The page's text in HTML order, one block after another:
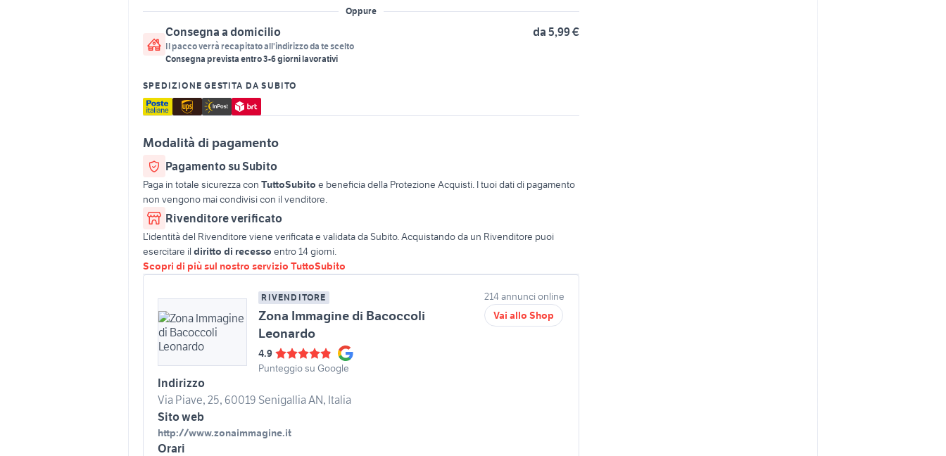
Oppure
Consegna a domicilio da 5,99 €
Il pacco verrà recapitato all'indirizzo da te scelto
Consegna prevista entro3-6giorni lavorativi
SPEDIZIONE GESTITA DA SUBITO
Modalità di pagamento
Pagamento su Subito
Paga in totale sicurezza con TuttoSubito e beneficia della Protezione Acquisti. I tuoi dati di pagamento
non vengono mai condivisi con il venditore.
Rivenditore verificato
L’identità del Rivenditore viene verificata e validata da Subito. Acquistando da un Rivenditore puoi
esercitare il diritto di recesso entro 14 giorni.
Scopri di più sul nostro servizio TuttoSubito
RIVENDITORE
Zona Immagine di Bacoccoli
Leonardo
4.9
Punteggio su Google
Indirizzo
Via Piave, 25, 60019 Senigallia AN, Italia
Sito web
http://www.zonaimmagine.it
Orari
214 annunci online
Vai allo Shop